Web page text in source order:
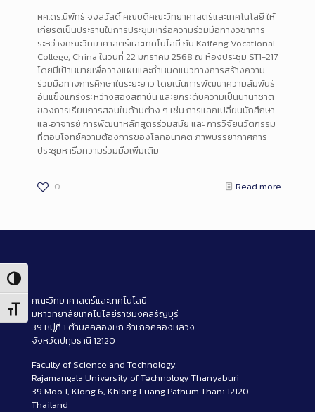
Toggle High Contrast
Toggle Font size
ผศ.ดร.นิพัทธ์ จงสวัสดิ์ คณบดีคณะวิทยาศาสตร์และเทคโนโลยี ให้
เกียรติเป็นประธานในการประชุมหารือความร่วมมือทางวิชาการ
ระหว่างคณะวิทยาศาสตร์และเทคโนโลยี กับ Kaifeng Vocational
College, China ในวันที่ 22 มกราคม 2568 ณ ห้องประชุม ST1-217
โดยมีเป้าหมายเพื่อวางแผนและกำหนดแนวทางการสร้างความ
ร่วมมือทางการศึกษาในระยะยาว โดยเน้นการพัฒนาความสัมพันธ์
อันแข็งแกร่งระหว่างสองสถาบัน และยกระดับความเป็นนานาชาติ
ของการเรียนการสอนในด้านต่าง ๆ เช่น การแลกเปลี่ยนนักศึกษา
และอาจารย์ การพัฒนาหลักสูตรร่วมสมัย และ การวิจัยนวัตกรรม
ที่ตอบโจทย์ความต้องการของโลกอนาคต ภาพบรรยากาศการ
ประชุมหารือความร่วมมือเพิ่มเติม
0 Read more
คณะวิทยาศาสตร์และเทคโนโลยี
มหาวิทยาลัยเทคโนโลยีราชมงคลธัญบุรี
39 หมู่ที่ 1 ตำบลคลองหก อำเภอคลองหลวง
จังหวัดปทุมธานี 12120
Faculty of Science and Technology,
Rajamangala University of Technology Thanyaburi
39 Moo 1, Klong 6, Khlong Luang Pathum Thani 12120
Thailand